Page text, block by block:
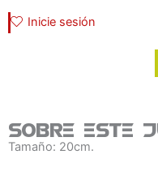
Inicie sesión
Sobre este
Tamaño: 20cm.